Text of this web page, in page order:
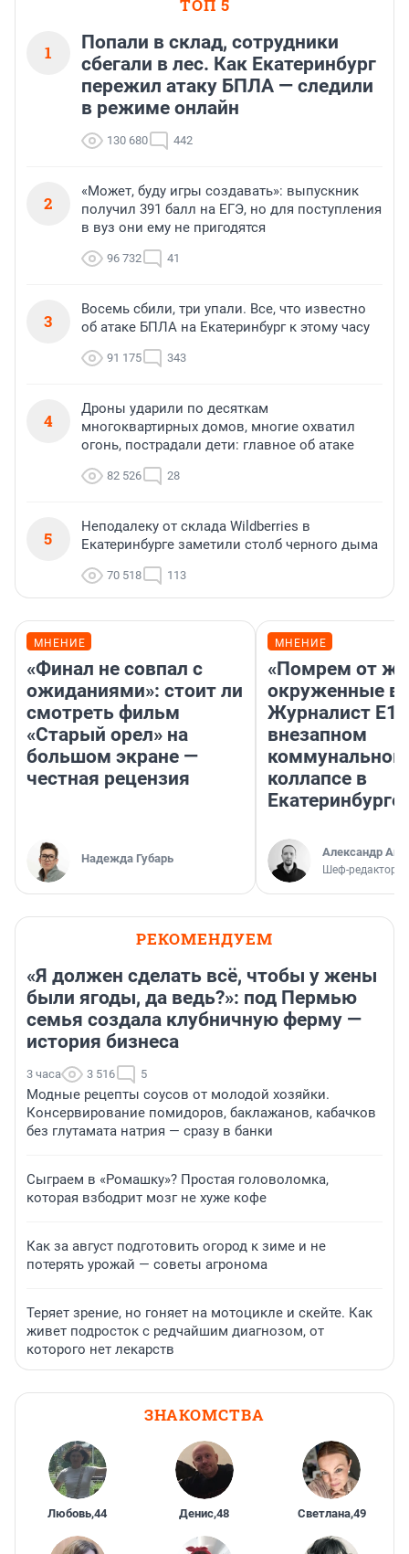
ТОП 5
1
Попали в склад, сотрудники
сбегали в лес. Как Екатеринбург
пережил атаку БПЛА — следили
в режиме онлайн
130 680 442
2
«Может, буду игры создавать»: выпускник
получил 391 балл на ЕГЭ, но для поступления
в вуз они ему не пригодятся
96 732 41
3
Восемь сбили, три упали. Все, что известно
об атаке БПЛА на Екатеринбург к этому часу
91 175 343
4
Дроны ударили по десяткам
многоквартирных домов, многие охватил
огонь, пострадали дети: главное об атаке
82 526 28
5
Неподалеку от склада Wildberries в
Екатеринбурге заметили столб черного дыма
70 518 113
МНЕНИЕ
«Финал не совпал с
ожиданиями»: стоит ли
смотреть фильм
«Старый орел» на
большом экране —
честная рецензия
Надежда Губарь
МНЕНИЕ
«Помрем от
окруженные
Журналист
внезапном
коммунальном
коллапсе в
Екатеринбурге
Александр
Шеф-редактор
РЕКОМЕНДУЕМ
«Я должен сделать всё, чтобы у жены
были ягоды, да ведь?»: под Пермью
семья создала клубничную ферму —
история бизнеса
3 часа 3 516 5
Модные рецепты соусов от молодой хозяйки.
Консервирование помидоров, баклажанов, кабачков
без глутамата натрия — сразу в банки
Сыграем в «Ромашку»? Простая головоломка,
которая взбодрит мозг не хуже кофе
Как за август подготовить огород к зиме и не
потерять урожай — советы агронома
Теряет зрение, но гоняет на мотоцикле и скейте. Как
живет подросток с редчайшим диагнозом, от
которого нет лекарств
ЗНАКОМСТВА
Любовь,44 Денис,48 Светлана,49